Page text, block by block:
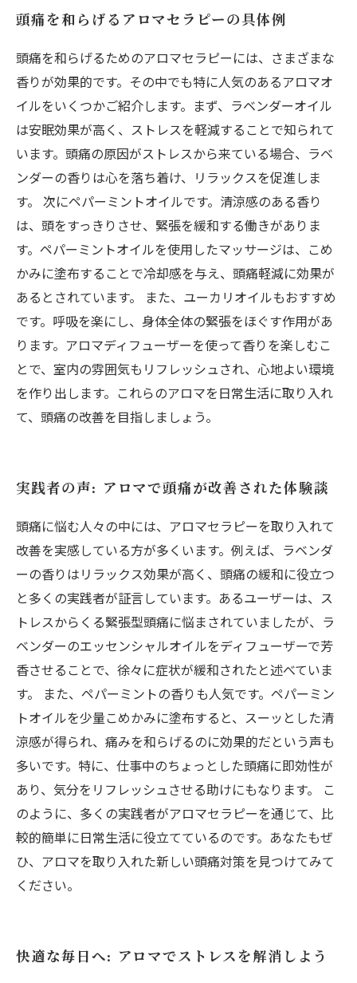
頭痛を和らげるアロマセラピーの具体例
頭痛を和らげるためのアロマセラピーには、さまざまな
香りが効果的です。その中でも特に人気のあるアロマオ
イルをいくつかご紹介します。まず、ラベンダーオイル
は安眠効果が高く、ストレスを軽減することで知られて
います。頭痛の原因がストレスから来ている場合、ラベ
ンダーの香りは心を落ち着け、リラックスを促進しま
す。 次にペパーミントオイルです。清涼感のある香り
は、頭をすっきりさせ、緊張を緩和する働きがありま
す。ペパーミントオイルを使用したマッサージは、こめ
かみに塗布することで冷却感を与え、頭痛軽減に効果が
あるとされています。 また、ユーカリオイルもおすすめ
です。呼吸を楽にし、身体全体の緊張をほぐす作用があ
ります。アロマディフューザーを使って香りを楽しむこ
とで、室内の雰囲気もリフレッシュされ、心地よい環境
を作り出します。これらのアロマを日常生活に取り入れ
て、頭痛の改善を目指しましょう。
実践者の声: アロマで頭痛が改善された体験談
頭痛に悩む人々の中には、アロマセラピーを取り入れて
改善を実感している方が多くいます。例えば、ラベンダ
ーの香りはリラックス効果が高く、頭痛の緩和に役立つ
と多くの実践者が証言しています。あるユーザーは、ス
トレスからくる緊張型頭痛に悩まされていましたが、ラ
ベンダーのエッセンシャルオイルをディフューザーで芳
香させることで、徐々に症状が緩和されたと述べていま
す。 また、ペパーミントの香りも人気です。ペパーミン
トオイルを少量こめかみに塗布すると、スーッとした清
涼感が得られ、痛みを和らげるのに効果的だという声も
多いです。特に、仕事中のちょっとした頭痛に即効性が
あり、気分をリフレッシュさせる助けにもなります。 こ
のように、多くの実践者がアロマセラピーを通じて、比
較的簡単に日常生活に役立てているのです。あなたもぜ
ひ、アロマを取り入れた新しい頭痛対策を見つけてみて
ください。
快適な毎日へ: アロマでストレスを解消しよう